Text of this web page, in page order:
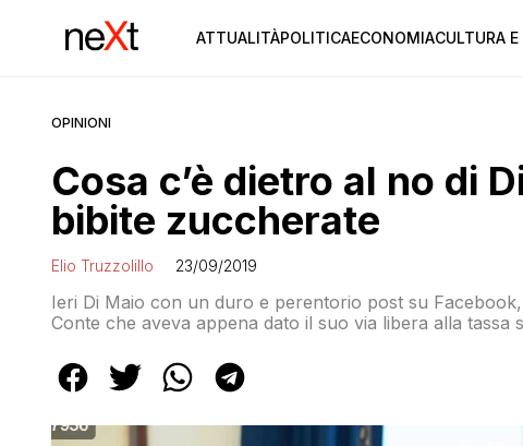
ATTUALITÀPOLITICAECONOMIACULTURA E
OPINIONI
Cosa c’è dietro al no di
bibite zuccherate
Elio Truzzolillo 23/09/2019
Ieri Di Maio con un duro e perentorio post su
Conte che aveva appena dato il suo via libera alla
riconsiderare […]